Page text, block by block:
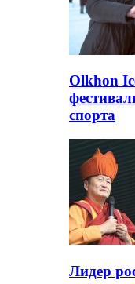
Olkhon
спорта
Лидер